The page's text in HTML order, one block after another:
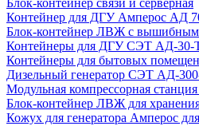
Блок-контейнер связи и серверная
Контейнер для ДГУ Амперос АД
Блок-контейнер ЛВЖ с
Контейнеры для ДГУ СЭТ АД-30-
Контейнеры для бытовых
Дизельный генератор СЭТ АД-
Модульная компрессорная
Блок-контейнер ЛВЖ для
Кожух для генератора Амперос